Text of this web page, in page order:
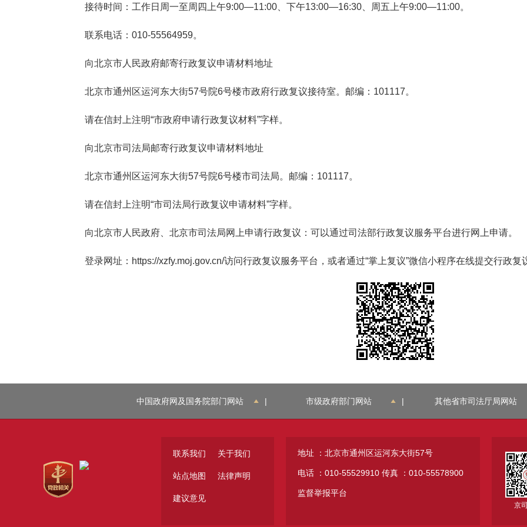
接待时间：工作日周一至周四上午9:00—11:00、下午13:00—16:30、周五上午9:00—11:00。
联系电话：010-55564959。
向北京市人民政府邮寄行政复议申请材料地址
北京市通州区运河东大街57号院6号楼市政府行政复议接待室。邮编：101117。
请在信封上注明“市政府申请行政复议材料”字样。
向北京市司法局邮寄行政复议申请材料地址
北京市通州区运河东大街57号院6号楼市司法局。邮编：101117。
请在信封上注明“市司法局行政复议申请材料”字样。
向北京市人民政府、北京市司法局网上申请行政复议：可以通过司法部行政复议服务平台进行网上申请。
登录网址：https://xzfy.moj.gov.cn/访问行政复议服务平台，或者通过“掌上复议”微信小程序在线提交行政复
中国政府网及国务院部门网站 | 市级政府部门网站 | 其他省市司法厅局网站
联系我们 关于我们
站点地图 法律声明
建议意见
地址 ：北京市通州区运河东大街57号
电话 ：010-55529910 传真 ：010-55578900
监督举报平台
京